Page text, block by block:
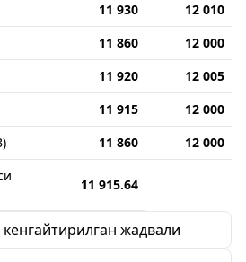
11 930
12 010
11 860
12 000
11 920
12 005
11 915
12 000
11 860
12 000
11 915.64
жадвали